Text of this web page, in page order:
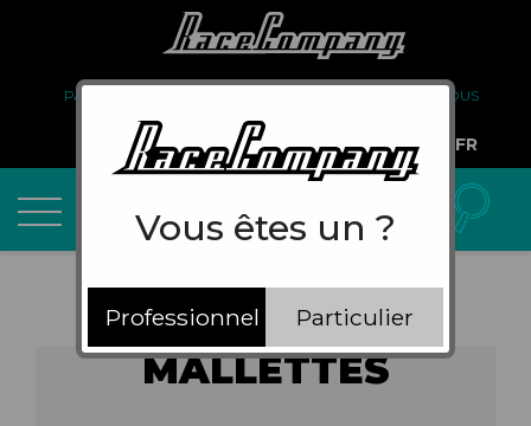
PARTENARIAT
À PROPOS DE NOUS
COMPTE PRO
FR
MALLETTES
Vous êtes un ?
Professionnel Particulier